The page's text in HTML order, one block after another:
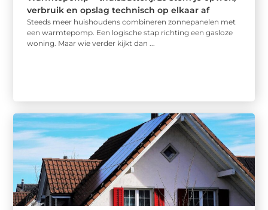
verbruik en opslag technisch op elkaar af
Steeds meer huishoudens combineren zonnepanelen met
een warmtepomp. Een logische stap richting een gasloze
woning. Maar wie verder kijkt dan ...